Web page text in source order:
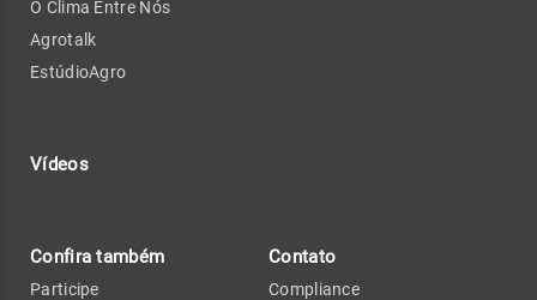
O Clima Entre Nós
Agrotalk
EstúdioAgro
Vídeos
Confira também
Participe
Contato
Compliance